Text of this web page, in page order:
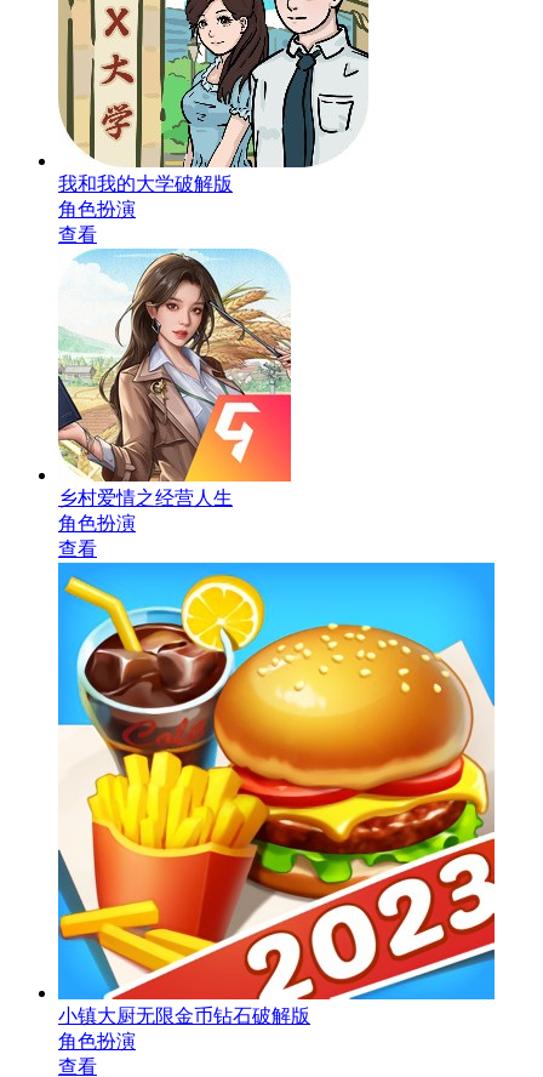
我和我的大学破解版
角色扮演
查看
乡村爱情之经营人生
角色扮演
查看
小镇大厨无限金币钻石破解版
角色扮演
查看